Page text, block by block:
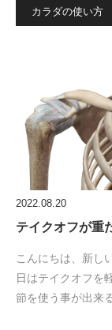
カラダの使い方
2022.08.20
テイクオフが重
こんにちは、新し
日はテイクオフを
節を使う事が出来